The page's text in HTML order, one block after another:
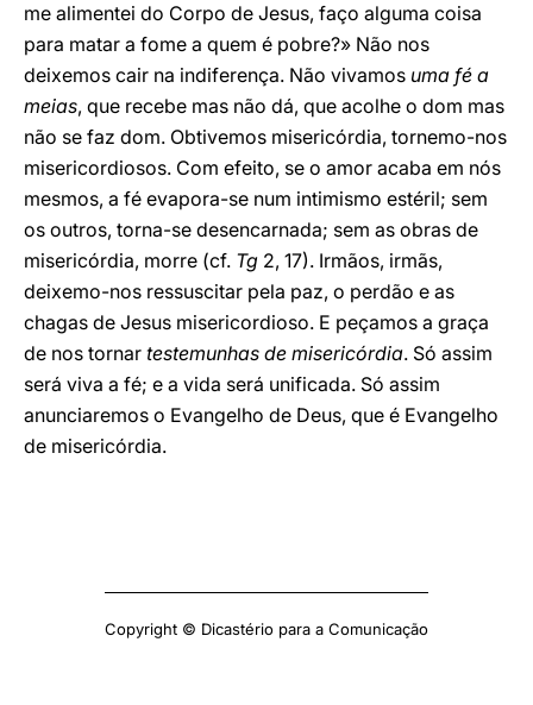
me alimentei do Corpo de Jesus, faço alguma coisa
para matar a fome a quem é pobre?» Não nos
deixemos cair na indiferença. Não vivamos uma fé a
meias, que recebe mas não dá, que acolhe o dom mas
não se faz dom. Obtivemos misericórdia, tornemo-nos
misericordiosos. Com efeito, se o amor acaba em nós
mesmos, a fé evapora-se num intimismo estéril; sem
os outros, torna-se desencarnada; sem as obras de
misericórdia, morre (cf. Tg 2, 17). Irmãos, irmãs,
deixemo-nos ressuscitar pela paz, o perdão e as
chagas de Jesus misericordioso. E peçamos a graça
de nos tornar testemunhas de misericórdia. Só assim
será viva a fé; e a vida será unificada. Só assim
anunciaremos o Evangelho de Deus, que é Evangelho
de misericórdia.
Copyright © Dicastério para a Comunicação